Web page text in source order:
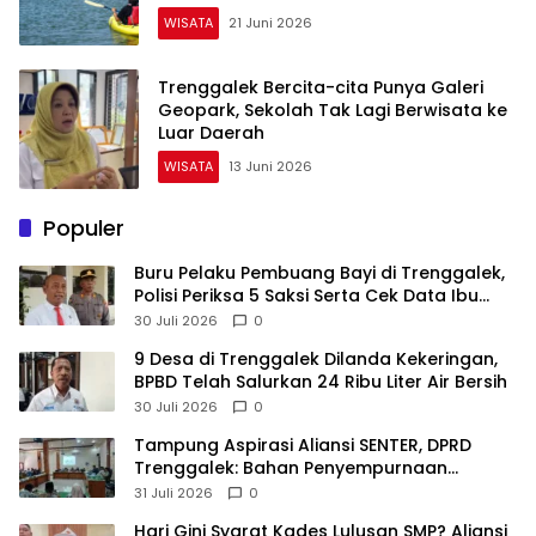
WISATA 21 Juni 2026
Trenggalek Bercita-cita Punya Galeri
Geopark, Sekolah Tak Lagi Berwisata ke
Luar Daerah
WISATA 13 Juni 2026
Populer
Buru Pelaku Pembuang Bayi di Trenggalek,
Polisi Periksa 5 Saksi Serta Cek Data Ibu
Melahirkan
30 Juli 2026 0
9 Desa di Trenggalek Dilanda Kekeringan,
BPBD Telah Salurkan 24 Ribu Liter Air Bersih
30 Juli 2026 0
Tampung Aspirasi Aliansi SENTER, DPRD
Trenggalek: Bahan Penyempurnaan
Raperda Desa dan Pilkades
31 Juli 2026 0